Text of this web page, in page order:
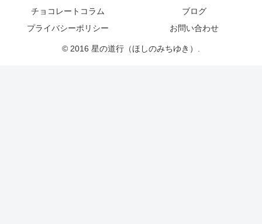
チョコレートコラム
ブログ
プライバシーポリシー
お問い合わせ
© 2016 星の道行（ほしのみちゆき）.